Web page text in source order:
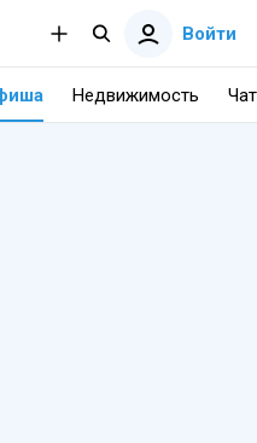
Войти
Недвижимость Чат